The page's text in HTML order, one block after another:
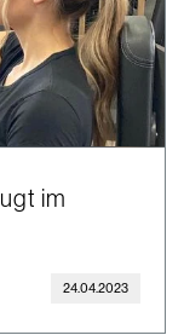
im
24.04.2023